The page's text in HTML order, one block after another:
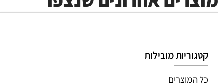
קטגוריות מובילות
כל המוצרים